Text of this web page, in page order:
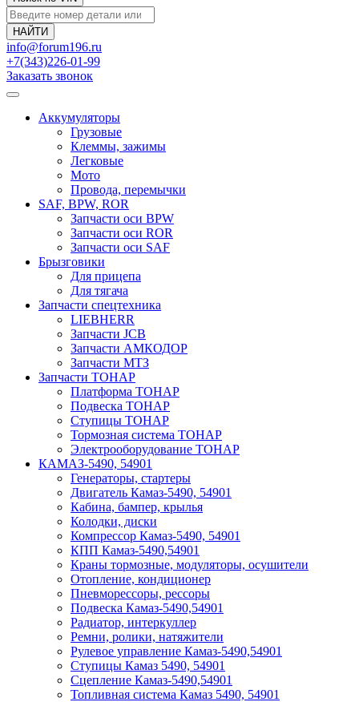
info@forum196.ru
+7(343)226-01-99
Заказать звонок
Аккумуляторы
Грузовые
Клеммы, зажимы
Легковые
Мото
Провода, перемычки
SAF, BPW, ROR
Запчасти оси BPW
Запчасти оси ROR
Запчасти оси SAF
Брызговики
Для прицепа
Для тягача
Запчасти спецтехника
LIEBHERR
Запчасти JCB
Запчасти АМКОДОР
Запчасти МТЗ
Запчасти ТОНАР
Платформа ТОНАР
Подвеска ТОНАР
Ступицы ТОНАР
Тормозная система ТОНАР
Электрооборудование ТОНАР
КАМАЗ-5490, 54901
Генераторы, стартеры
Двигатель Камаз-5490, 54901
Кабина, бампер, крылья
Колодки, диски
Компрессор Камаз-5490, 54901
КПП Камаз-5490,54901
Краны тормозные, модуляторы, осушители
Отопление, кондиционер
Пневморессоры, рессоры
Подвеска Камаз-5490,54901
Радиатор, интеркуллер
Ремни, ролики, натяжители
Рулевое управление Камаз-5490,54901
Ступицы Камаз 5490, 54901
Сцепление Камаз-5490,54901
Топливная система Камаз 5490, 54901